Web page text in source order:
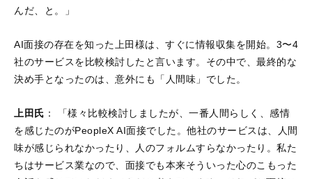
んだ、と。」
AI面接の存在を知った上田様は、すぐに情報収集を開始。3〜4
社のサービスを比較検討したと言います。その中で、最終的な
決め手となったのは、意外にも「人間味」でした。
上田氏 ： 「様々比較検討しましたが、一番人間らしく、感情
を感じたのがPeopleX AI面接でした。他社のサービスは、人間
味が感じられなかったり、人のフォルムすらなかったり。私た
ちはサービス業なので、面接でも本来そういった心のこもった